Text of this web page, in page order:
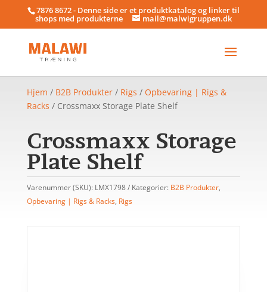
7876 8672 - Denne side er et produktkatalog og linker til
shops med produkterne mail@malwigruppen.dk
Hjem / B2B Produkter/ Rigs / Opbevaring | Rigs &
Racks / Crossmaxx Storage Plate Shelf
Crossmaxx Storage
Plate Shelf
Varenummer (SKU): LMX1798 Kategorier: B2B Produkter,
Opbevaring | Rigs & Racks, Rigs